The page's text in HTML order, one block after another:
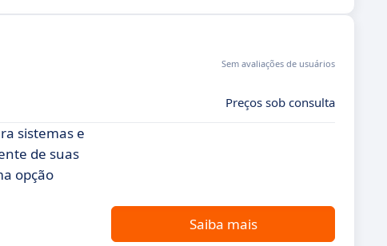
Sem avaliações de usuários
Preços sob consulta
sistemas e
de suas
opção
Saiba mais